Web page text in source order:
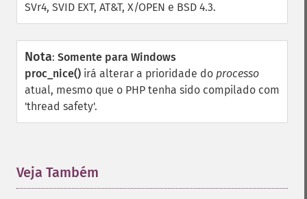
SVr4, SVID EXT, AT&T, X/OPEN e BSD 4.3.
Nota: Somente para Windows
proc_nice() irá alterar a prioridade do processo
atual, mesmo que o PHP tenha sido compilado com
'thread safety'.
Veja Também